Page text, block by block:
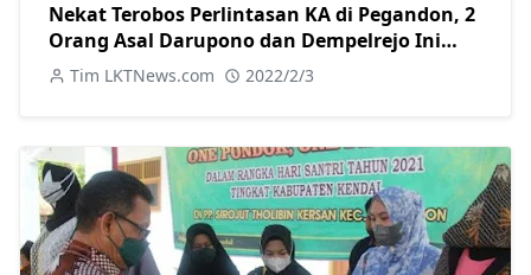
Nekat Terobos Perlintasan KA di Pegandon, 2
Orang Asal Darupono dan Dempelrejo Ini
Tewas Seketika
Tim LKTNews.com 2022/2/3